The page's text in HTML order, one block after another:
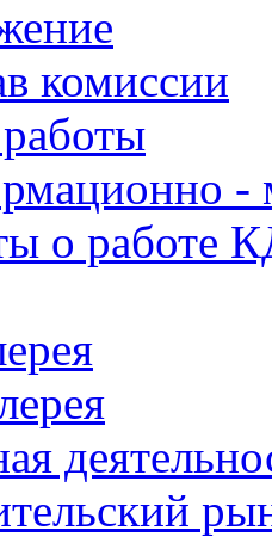
комиссии
-
о работе